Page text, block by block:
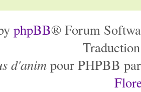
phpBB® Forum
d'anim pour PHPBB